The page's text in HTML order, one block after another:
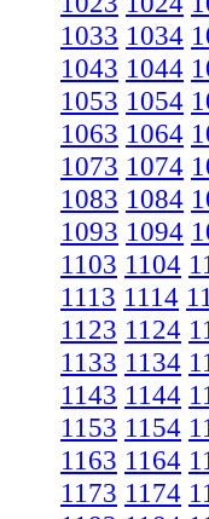
1033 1034
1043 1044
1053 1054
1063 1064
1073 1074
1083 1084
1093 1094
1103 1104
1113 1114
1123 1124
1133 1134
1143 1144
1153 1154
1163 1164
1173 1174